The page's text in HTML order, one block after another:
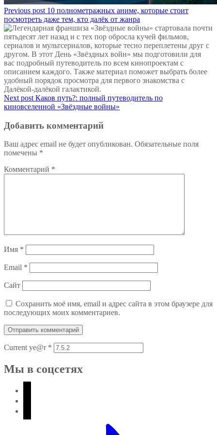
Previous post 10 полнометражных аниме, которые стоит
посмотреть даже тем, кто далёк от жанра
Next post Каков путь?: полный путеводитель по
киновселенной «Звёздные войны»
Добавить комментарий
Ваш адрес email не будет опубликован. Обязательные поля
помечены *
Комментарий *
Имя *
Email *
Сайт
Сохранить моё имя, email и адрес сайта в этом браузере для
последующих моих комментариев.
Current ye@r *
Мы в соцсетях
yandex